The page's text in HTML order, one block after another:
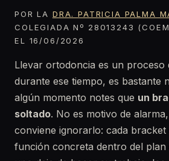
POR LA DRA. PATRICIA PALMA
COLEGIADA Nº 28013243
EL 16/06/2026
Llevar ortodoncia es un proceso
durante ese tiempo, es bastante
algún momento notes que un
soltado. No es motivo de
conviene ignorarlo: cada bracket
función concreta dentro del plan